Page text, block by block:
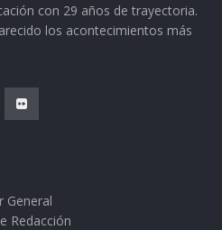
con 29 años de trayectoria.
los acontecimientos más
General
Redacción